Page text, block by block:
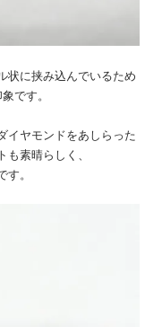
状に挟み込んでいるため
です。
イヤモンドをあしらった
素晴らしく、
。